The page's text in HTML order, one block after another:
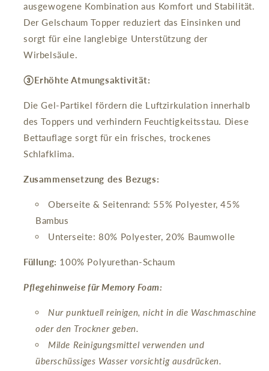
ausgewogene Kombination aus Komfort und Stabilität.
Der Gelschaum Topper reduziert das Einsinken und
sorgt für eine langlebige Unterstützung der
Wirbelsäule.
③Erhöhte Atmungsaktivität:
Die Gel-Partikel fördern die Luftzirkulation innerhalb
des Toppers und verhindern Feuchtigkeitsstau. Diese
Bettauflage sorgt für ein frisches, trockenes
Schlafklima.
Zusammensetzung des Bezugs:
Oberseite & Seitenrand: 55% Polyester, 45%
Bambus
Unterseite: 80% Polyester, 20% Baumwolle
Füllung: 100% Polyurethan-Schaum
Pflegehinweise für Memory Foam:
Nur punktuell reinigen, nicht in die Waschmaschine
oder den Trockner geben.
Milde Reinigungsmittel verwenden und
überschüssiges Wasser vorsichtig ausdrücken.